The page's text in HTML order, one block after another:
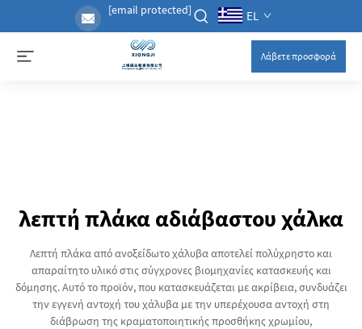
[email protected] EL
Λάβετε προσφορά
λεπτή πλάκα αδιάβαστου χάλκα
Λεπτή πλάκα από ανοξείδωτο χάλυβα αποτελεί πολύχρηστο και
απαραίτητο υλικό στις σύγχρονες βιομηχανίες κατασκευής και
δόμησης. Αυτό το προϊόν, που κατασκευάζεται με ακρίβεια, συνδυάζει
την εγγενή αντοχή του χάλυβα με την υπερέχουσα αντοχή στη
διάβρωση της κραματοποιητικής προσθήκης χρωμίου,